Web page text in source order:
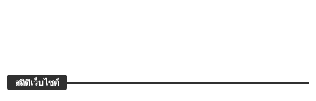
สถิติเว็บไซต์